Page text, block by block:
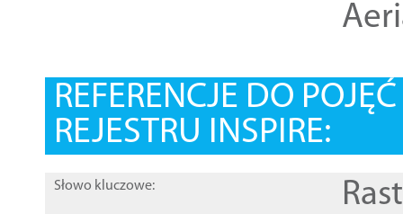
REFERENCJE DO
REJESTRU INSPIRE:
Słowo kluczowe: